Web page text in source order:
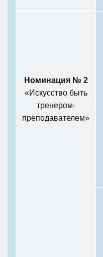
Номинация № 2
«Искусство быть
тренером-
преподавателем»